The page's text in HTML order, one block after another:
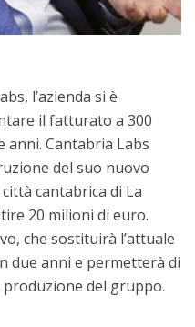
l’azienda si è
il fatturato a 300
anni. Cantabria Labs
del suo nuovo
cantabrica di La
20 milioni di euro.
che sostituirà l’attuale
due anni e permetterà di
produzione del gruppo.